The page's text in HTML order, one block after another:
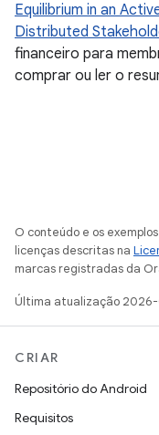
Equilibrium in an
Distributed
financeiro para
comprar ou ler o
O conteúdo e os
licenças descritas na
marcas registradas da
Última atualização 2026-
CRIAR
Repositório do Android
Requisitos